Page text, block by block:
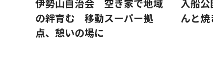
伊勢山自治会 空き家で地域
の絆育む 移動スーパー拠
点、憩いの場に
入船
んと焼